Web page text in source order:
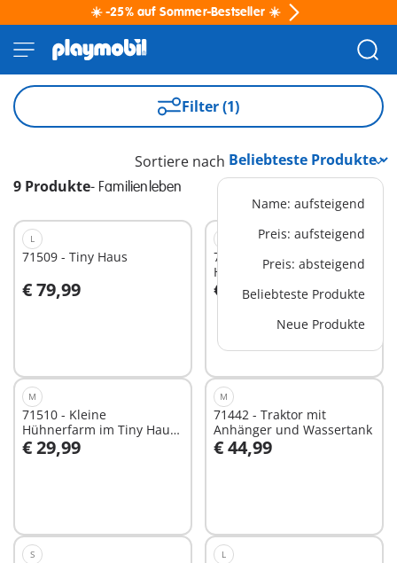
☀️ -25% auf Sommer-Bestseller ☀️
Filter (1)
9 Produkte- Familienleben
Sortiere nach
Name: aufsteigend
Preis: aufsteigend
Preis: absteigend
Beliebteste Produkte
Neue Produkte
L
71509 - Tiny Haus
€ 79,99
In den Warenkorb
71250 - 24-Stunden-
Hofladen
€ 29,99
In den Warenkorb
M
71510 - Kleine
Hühnerfarm im Tiny Haus
Garten
€ 29,99
In den Warenkorb
M
71442 - Traktor mit
Anhänger und Wassertank
€ 44,99
In den Warenkorb
S L